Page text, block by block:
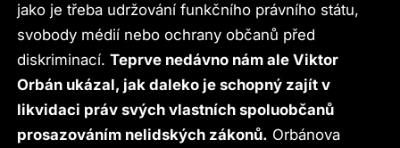
jako je třeba udržování funkčního právního státu,
svobody médií nebo ochrany občanů před
diskriminací.Teprve nedávno nám ale Viktor
Orbán ukázal, jak daleko je schopný zajít v
likvidaci práv svých vlastních spoluobčanů
prosazováním nelidských zákonů. Orbánova